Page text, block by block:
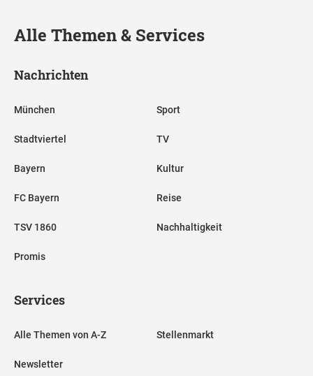
Alle Themen & Services
Nachrichten
München
Stadtviertel
Bayern
FC Bayern
TSV 1860
Promis
Sport
TV
Kultur
Reise
Nachhaltigkeit
Services
Alle Themen von A-Z
Newsletter
Stellenmarkt